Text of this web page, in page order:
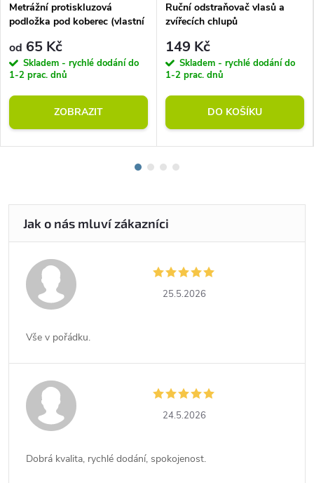
Metrážní protiskluzová
podložka pod koberec (vlastní
od 65 Kč
Skladem - rychlé dodání do
1-2 prac. dnů
ZOBRAZIT
Ruční odstraňovač vlasů a
zvířecích chlupů
149 Kč
Skladem - rychlé dodání do
1-2 prac. dnů
DO KOŠÍKU
25.5.2026
Vše v pořádku.
24.5.2026
Dobrá kvalita, rychlé dodání, spokojenost.